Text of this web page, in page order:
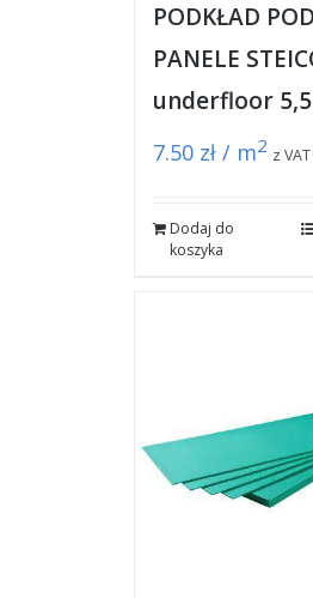
PODKŁAD POD
PANELE
underfloor
7.50 zł / m2 z VAT
Dodaj do
koszyka